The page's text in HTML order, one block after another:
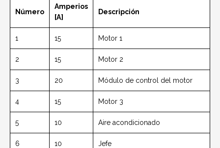
Número
Amperios
[A]
Descripción
1 15 Motor 1
2 15 Motor 2
3 20 Módulo de control del motor
4 15 Motor 3
5 10 Aire acondicionado
6 10 Jefe